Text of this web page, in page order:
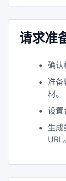
请求准
确认
准备
材。
设置
生成
URL。